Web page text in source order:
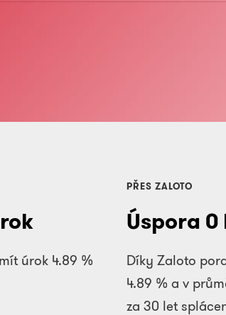
úrok 4.89 %
PŘES ZALOTO
Úspora 0
Díky Zaloto
4.89 % a v
za 30 let